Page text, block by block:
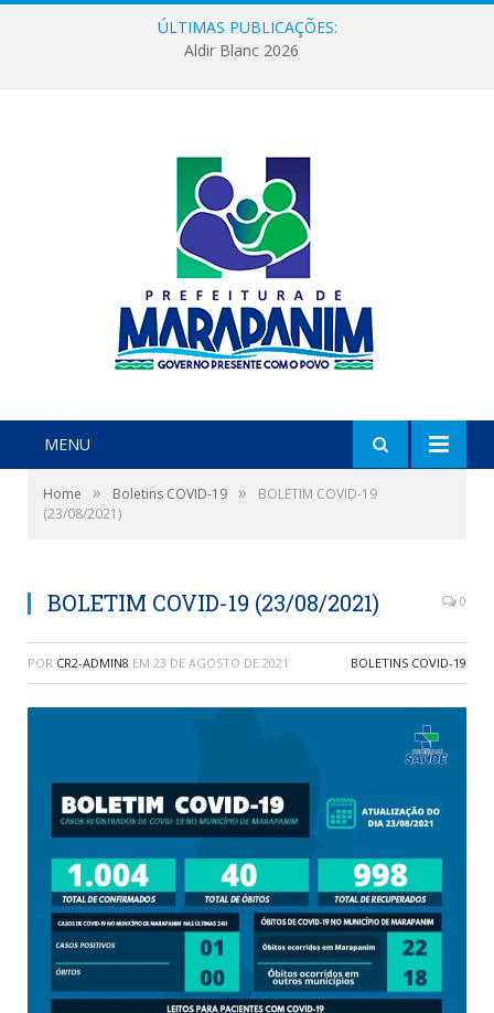
ÚLTIMAS PUBLICAÇÕES:
Aldir Blanc 2026
MENU
Home » Boletins COVID-19 »
BOLETIM COVID-19
(23/08/2021)
BOLETIM COVID-19 (23/08/2021) 0
POR CR2-ADMIN8 EM 23 DE AGOSTO DE 2021 BOLETINS COVID-19